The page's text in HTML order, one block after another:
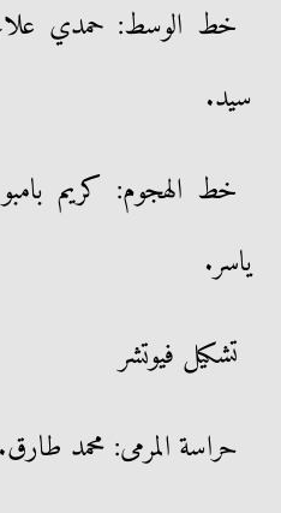
خط الوسط: حمدي
سيد.
خط الهجوم: كريم
ياسر.
تشكيل فيوتشر
حراسة المرمى: محمد طارق.